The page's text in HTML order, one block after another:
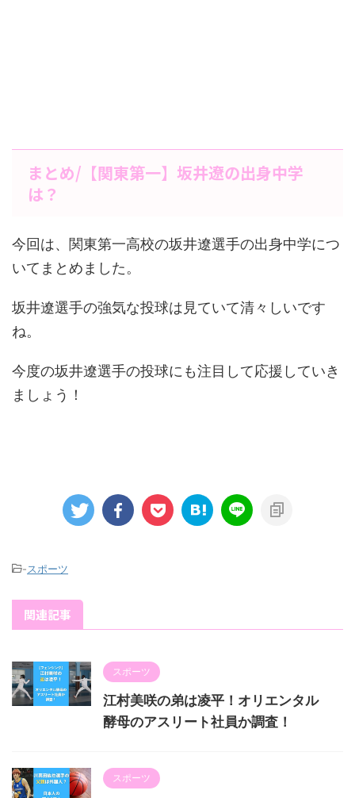
まとめ/【関東第一】坂井遼の出身中学
は？
今回は、関東第一高校の坂井遼選手の出身中学につ
いてまとめました。
坂井遼選手の強気な投球は見ていて清々しいです
ね。
今度の坂井遼選手の投球にも注目して応援していき
ましょう！
-スポーツ
関連記事
スポーツ
江村美咲の弟は凌平！オリエンタル
酵母のアスリート社員か調査！
スポーツ